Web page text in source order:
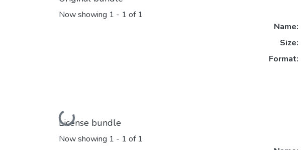
Now showing 1 - 1 of 1
Loading...
Name:
Size:
Format:
License bundle
Now showing 1 - 1 of 1